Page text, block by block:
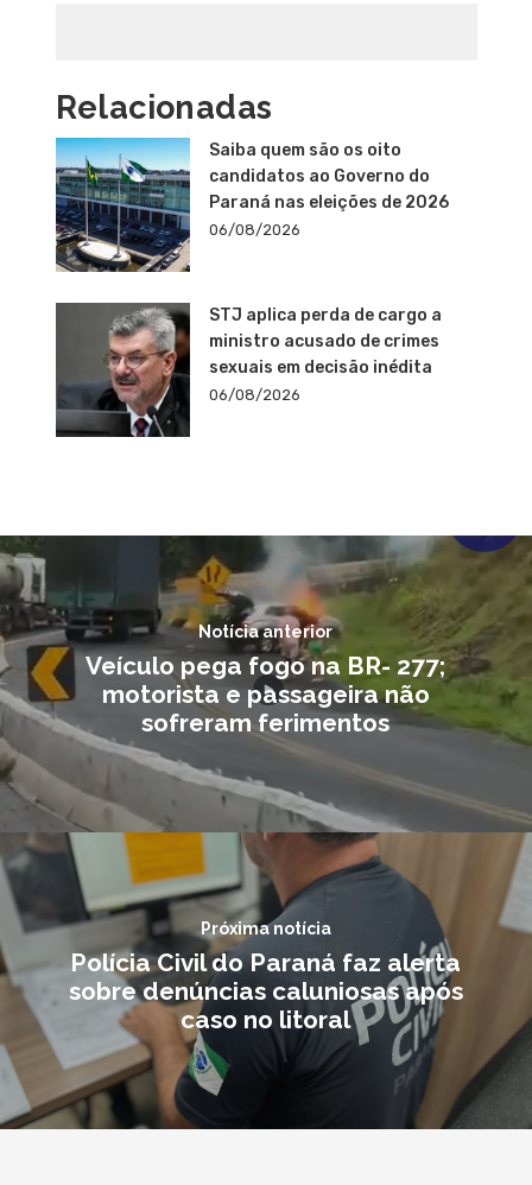
Relacionadas
Saiba quem são os oito
candidatos ao Governo do
Paraná nas eleições de 2026
06/08/2026
STJ aplica perda de cargo a
ministro acusado de crimes
sexuais em decisão inédita
06/08/2026
Notícia anterior
Veículo pega fogo na BR- 277;
motorista e passageira não
sofreram ferimentos
Próxima notícia
Polícia Civil do Paraná faz alerta
sobre denúncias caluniosas após
caso no litoral